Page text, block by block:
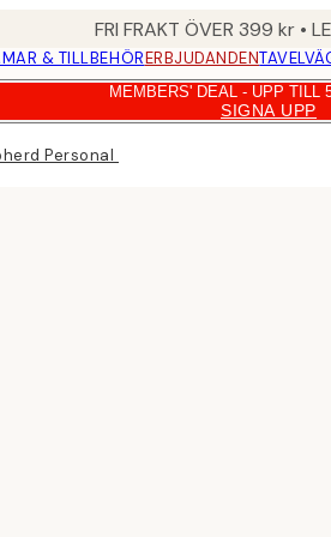
FRI FRAKT ÖVER 399 kr •
& TILLBEHÖRERBJUDANDEN
MEMBERS' DEAL - UPP TILL
SIGNA UPP
Personal Poster